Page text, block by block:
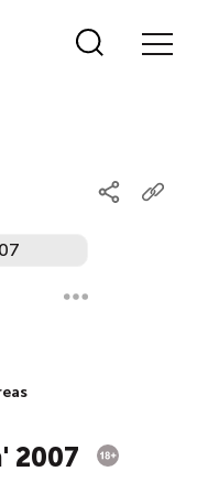
2007